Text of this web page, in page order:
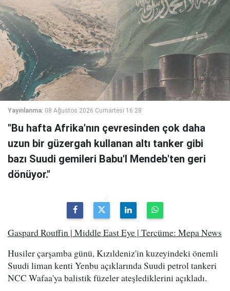
Yayınlanma: 08 Ağustos 2026 Cumartesi 16:28
"Bu hafta Afrika'nın çevresinden çok daha
uzun bir güzergah kullanan altı tanker gibi
bazı Suudi gemileri Babu'l Mendeb'ten geri
dönüyor."
Gaspard Rouffin | Middle East Eye | Tercüme: Mepa News
Husiler çarşamba günü, Kızıldeniz'in kuzeyindeki önemli
Suudi liman kenti Yenbu açıklarında Suudi petrol tankeri
NCC Wafaa'ya balistik füzeler ateşlediklerini açıkladı.